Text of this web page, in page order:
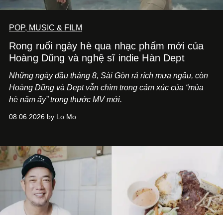
POP, MUSIC & FILM
Rong ruổi ngày hè qua nhạc phẩm mới của
Hoàng Dũng và nghệ sĩ indie Hàn Dept
Những ngày đầu tháng 8, Sài Gòn rả rích mưa ngâu, còn
Hoàng Dũng và Dept vẫn chìm trong cảm xúc của “mùa
hè năm ấy” trong thước MV mới.
08.06.2026 by Lo Mo